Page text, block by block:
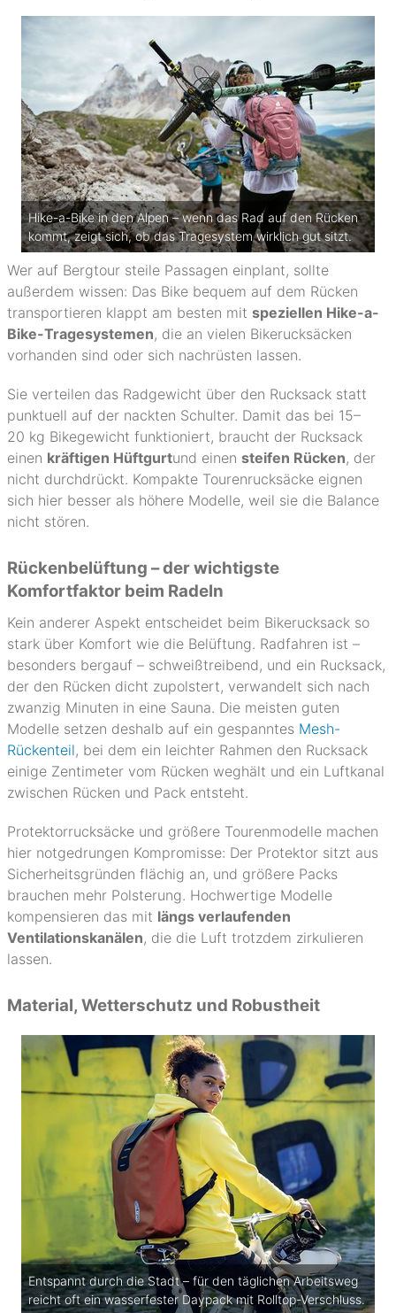
Hike-a-Bike in den Alpen – wenn das Rad auf den Rücken
kommt, zeigt sich, ob das Tragesystem wirklich gut sitzt.
Wer auf Bergtour steile Passagen einplant, sollte
außerdem wissen: Das Bike bequem auf dem Rücken
transportieren klappt am besten mit speziellen Hike-a-
Bike-Tragesystemen, die an vielen Bikerucksäcken
vorhanden sind oder sich nachrüsten lassen.
Sie verteilen das Radgewicht über den Rucksack statt
punktuell auf der nackten Schulter. Damit das bei 15–
20 kg Bikegewicht funktioniert, braucht der Rucksack
einen kräftigen Hüftgurtund einen steifen Rücken, der
nicht durchdrückt. Kompakte Tourenrucksäcke eignen
sich hier besser als höhere Modelle, weil sie die Balance
nicht stören.
Rückenbelüftung – der wichtigste
Komfortfaktor beim Radeln
Kein anderer Aspekt entscheidet beim Bikerucksack so
stark über Komfort wie die Belüftung. Radfahren ist –
besonders bergauf – schweißtreibend, und ein Rucksack,
der den Rücken dicht zupolstert, verwandelt sich nach
zwanzig Minuten in eine Sauna. Die meisten guten
Modelle setzen deshalb auf ein gespanntes Mesh-
Rückenteil, bei dem ein leichter Rahmen den Rucksack
einige Zentimeter vom Rücken weghält und ein Luftkanal
zwischen Rücken und Pack entsteht.
Protektorrucksäcke und größere Tourenmodelle machen
hier notgedrungen Kompromisse: Der Protektor sitzt aus
Sicherheitsgründen flächig an, und größere Packs
brauchen mehr Polsterung. Hochwertige Modelle
kompensieren das mit längs verlaufenden
Ventilationskanälen, die die Luft trotzdem zirkulieren
lassen.
Material, Wetterschutz und Robustheit
Entspannt durch die Stadt – für den täglichen Arbeitsweg
reicht oft ein wasserfester Daypack mit Rolltop-Verschluss.